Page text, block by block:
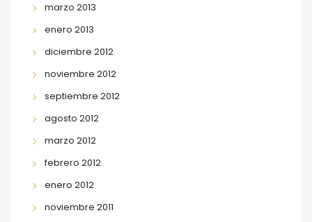
marzo 2013
enero 2013
diciembre 2012
noviembre 2012
septiembre 2012
agosto 2012
marzo 2012
febrero 2012
enero 2012
noviembre 2011